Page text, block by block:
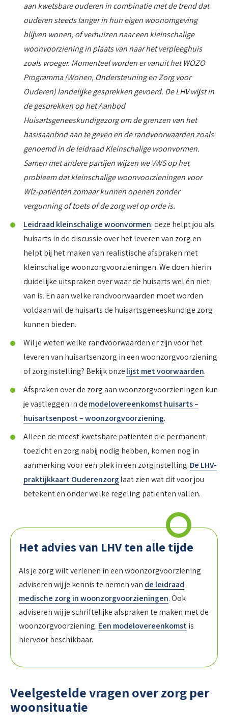
aan kwetsbare ouderen in combinatie met de trend dat
ouderen steeds langer in hun eigen woonomgeving
blijven wonen, of verhuizen naar een kleinschalige
woonvoorziening in plaats van naar het verpleeghuis
zoals vroeger. Momenteel worden er vanuit het WOZO
Programma (Wonen, Ondersteuning en Zorg voor
Ouderen) landelijke gesprekken gevoerd. De LHV wijst in
de gesprekken op het Aanbod
Huisartsgeneeskundigezorg om de grenzen van het
basisaanbod aan te geven en de randvoorwaarden zoals
genoemd in de leidraad Kleinschalige woonvormen.
Samen met andere partijen wijzen we VWS op het
probleem dat kleinschalige woonvoorzieningen voor
Wlz-patiënten zomaar kunnen openen zonder
vergunning of toets of de zorg wel op orde is.
Leidraad kleinschalige woonvormen: deze helpt jou als
huisarts in de discussie over het leveren van zorg en
helpt bij het maken van realistische afspraken met
kleinschalige woonzorgvoorzieningen. We doen hierin
duidelijke uitspraken over waar de huisarts wel én niet
van is. En aan welke randvoorwaarden moet worden
voldaan wil de huisarts de huisartsgeneeskundige zorg
kunnen bieden.
Wil je weten welke randvoorwaarden er zijn voor het
leveren van huisartsenzorg in een woonzorgvoorziening
of zorginstelling? Bekijk onzelijst met voorwaarden.
Afspraken over de zorg aan woonzorgvoorzieningen kun
je vastleggen in demodelovereenkomst huisarts –
huisartsenpost – woonzorgvoorziening.
Alleen de meest kwetsbare patiënten die permanent
toezicht en zorg nabij nodig hebben, komen nog in
aanmerking voor een plek in een zorginstelling.De LHV-
praktijkkaart Ouderenzorglaat zien wat dit voor jou
betekent en onder welke regeling patiënten vallen.
Het advies van LHV ten alle tijde
Als je zorg wilt verlenen in een woonzorgvoorziening
adviseren wij je kennis te nemen van de leidraad
medische zorg in woonzorgvoorzieningen. Ook
adviseren wij je schriftelijke afspraken te maken met de
woonzorgvoorziening. Een modelovereenkomstis
hiervoor beschikbaar.
Veelgestelde vragen over zorg per
woonsituatie